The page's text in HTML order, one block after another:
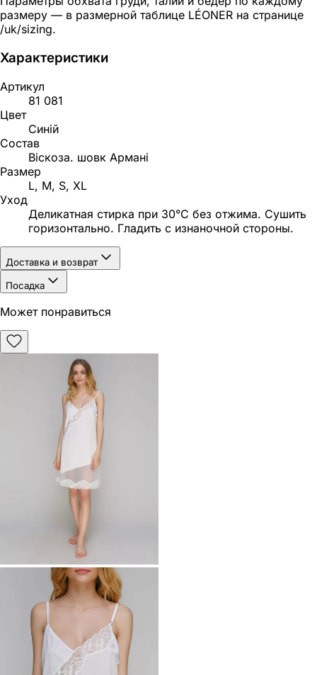
размеру — в размерной таблице LÉONER на странице
/uk/sizing.
Характеристики
Артикул
81 081
Цвет
Синій
Состав
Віскоза. шовк Армані
Размер
L, M, S, XL
Уход
Деликатная стирка при 30°C без отжима. Сушить
горизонтально. Гладить с изнаночной стороны.
Доставка и возврат
Посадка
Может понравиться